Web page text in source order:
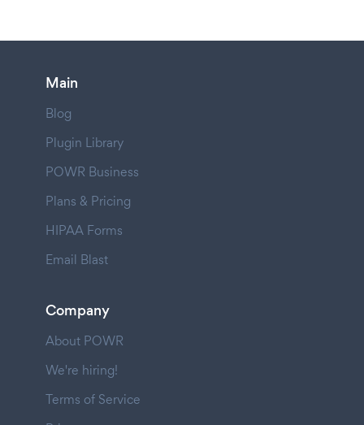
Main
Blog
Plugin Library
POWR Business
Plans & Pricing
HIPAA Forms
Email Blast
Company
About POWR
We're hiring!
Terms of Service